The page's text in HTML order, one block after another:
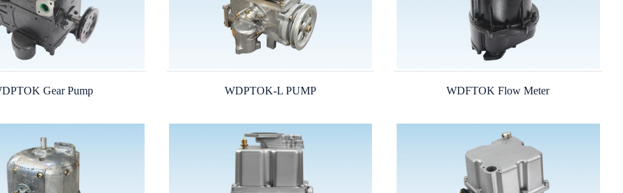
Gear Pump WDPTOK-L PUMP WDFTOK Flow Meter